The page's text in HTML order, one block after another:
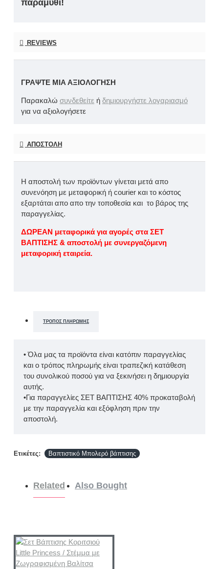
παραμύθι!
REVIEWS
ΓΡΆΨΤΕ ΜΙΑ ΑΞΙΟΛΌΓΗΣΗ
Παρακαλώ συνδεθείτε ή δημιουργήστε λογαριασμό
για να αξιολογήσετε
ΑΠΟΣΤΟΛΉ
Η αποστολή των προϊόντων γίνεται μετά απο
συνενόηση με μεταφορική ή courier και το κόστος
εξαρτάται απο απο την τοποθεσία και το βάρος της
παραγγελίας.
ΔΩΡΕΑΝ μεταφορικά για αγορές στα ΣΕΤ
ΒΑΠΤΙΣΗΣ & αποστολή με συνεργαζόμενη
μεταφορική εταιρεία.
ΤΡΌΠΟΣ ΠΛΗΡΩΜΉΣ
• Όλα μας τα προϊόντα είναι κατόπιν παραγγελίας
και ο τρόπος πληρωμής είναι τραπεζική κατάθεση
του συνολικού ποσού για να ξεκινήσει η δημιουργία
αυτής.
•Για παραγγελίες ΣΕΤ ΒΑΠΤΙΣΗΣ 40% προκαταβολή
με την παραγγελία και εξόφληση πριν την
αποστολή.
Ετικέτες: Βαπτιστικό Μπολερό βάπτισης
Related Also Bought